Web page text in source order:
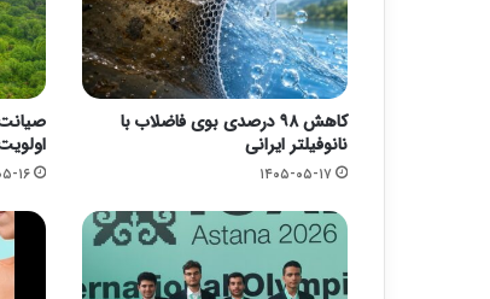
کاهش ۹۸ درصدی بوی فاضلاب با
نانوفیلتر ایرانی
۱۴۰۵-۰۵-۱۷